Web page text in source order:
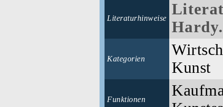
Literaturhinweise
Kategorien
Kunst
Funktionen